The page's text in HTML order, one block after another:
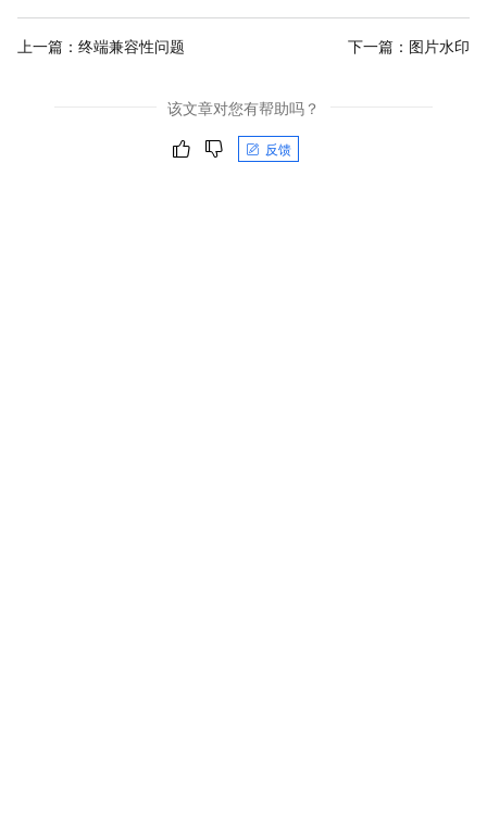
上一篇： 终端兼容性问题 下一篇： 图片水印
该文章对您有帮助吗？
反馈